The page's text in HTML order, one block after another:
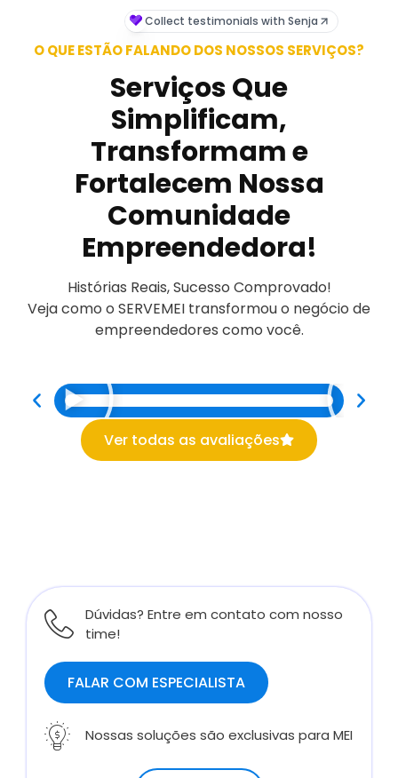
O QUE ESTÃO FALANDO DOS NOSSOS SERVIÇOS?
Serviços Que
Simplificam,
Transformam e
Fortalecem Nossa
Comunidade
Empreendedora!
Histórias Reais, Sucesso Comprovado!
Veja como o SERVEMEI transformou o negócio de
empreendedores como você.
Ver todas as avaliações
Dúvidas? Entre em contato com nosso
time!
FALAR COM ESPECIALISTA
Nossas soluções são exclusivas para MEI